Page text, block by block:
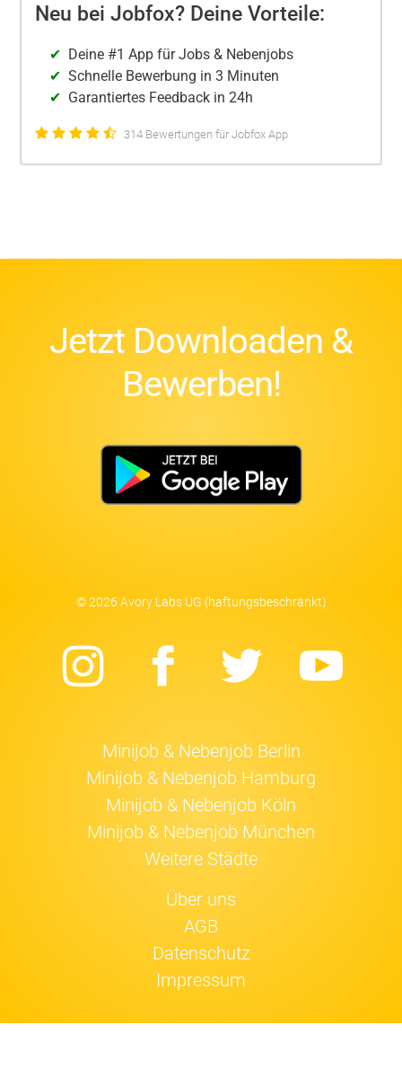
Neu bei Jobfox? Deine Vorteile:
Deine #1 App für Jobs & Nebenjobs
Schnelle Bewerbung in 3 Minuten
Garantiertes Feedback in 24h
314 Bewertungen für Jobfox App
Jetzt Downloaden &
Bewerben!
© 2026 Avory Labs UG (haftungsbeschränkt)
Instagram
Facebook
Twitter
Minijob & Nebenjob Berlin
Minijob & Nebenjob Hamburg
Minijob & Nebenjob Köln
Minijob & Nebenjob München
Weitere Städte
Über uns
AGB
Datenschutz
Impressum